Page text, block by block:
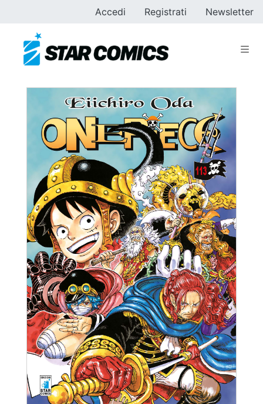
Accedi Registrati Newsletter